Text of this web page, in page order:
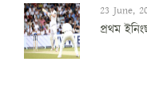
23 June,
প্ৰথম